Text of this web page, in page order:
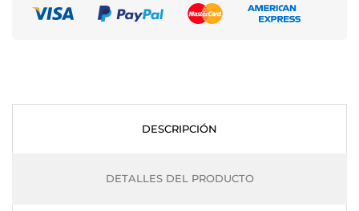
DESCRIPCIÓN
DETALLES DEL PRODUCTO